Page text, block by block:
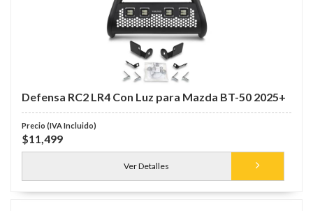
Defensa RC2 LR4 Con Luz para Mazda BT-50 2025+
$11,499
Ver Detalles